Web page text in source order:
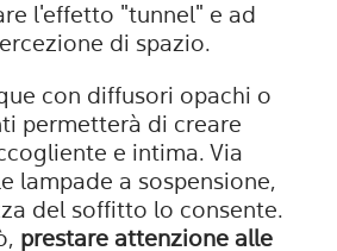
l'effetto "tunnel" e ad
di spazio.
con diffusori opachi o
permetterà di creare
e intima. Via
lampade a sospensione,
del soffitto lo consente.
prestare attenzione alle